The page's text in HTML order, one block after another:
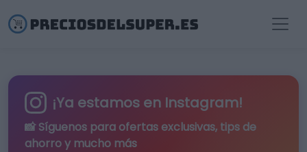
¡Ya estamos en Instagram!
📸 Síguenos para ofertas exclusivas, tips de
ahorro y mucho más